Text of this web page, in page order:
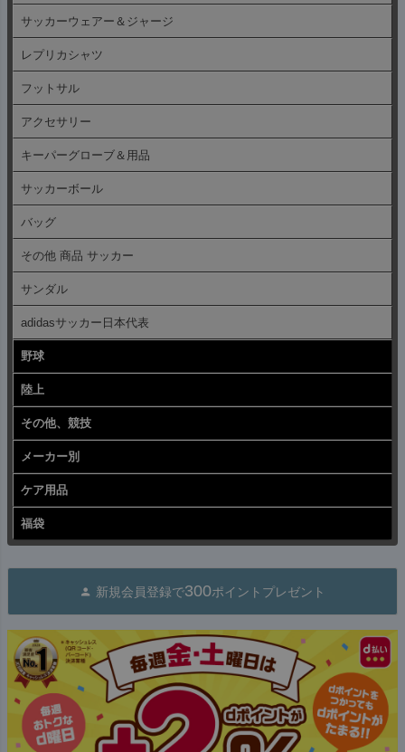
サッカーウェアー＆ジャージ
レプリカシャツ
フットサル
アクセサリー
キーパーグローブ＆用品
サッカーボール
バッグ
その他 商品 サッカー
サンダル
adidasサッカー日本代表
野球
陸上
その他、競技
メーカー別
ケア用品
福袋
新規会員登録で300ポイントプレゼント